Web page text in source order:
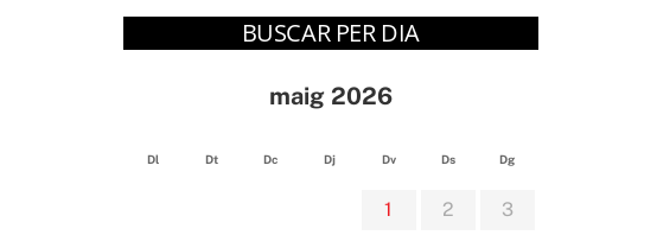
BUSCAR PER DIA
maig 2026
Dl Dt Dc Dj Dv Ds Dg
1 2 3